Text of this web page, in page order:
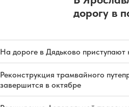
дорогу в
На дороге в Дядьково приступают
Реконструкция трамвайного
завершится в октябре